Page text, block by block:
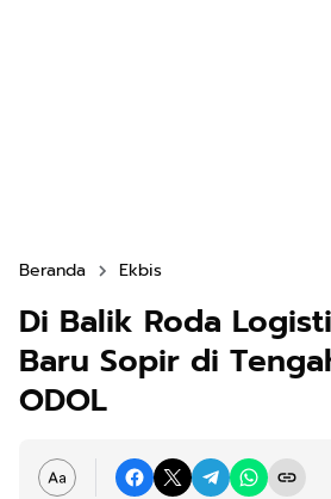
Beranda Ekbis
Di Balik Roda
Baru Sopir di
ODOL